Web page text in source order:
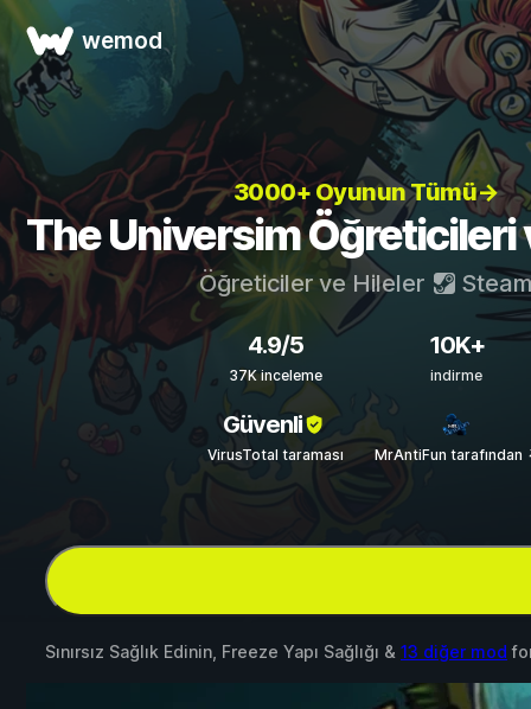
wemod
3000+ Oyunun Tümü→
The Universim Öğreticileri
Öğreticiler ve Hileler
4.9/5
37K inceleme
10K+
indirme
Güvenli
VirusTotal taraması MrAntiFun tarafından
Sınırsız Sağlık Edinin, Freeze Yapı Sağlığı & 13 diğer mod